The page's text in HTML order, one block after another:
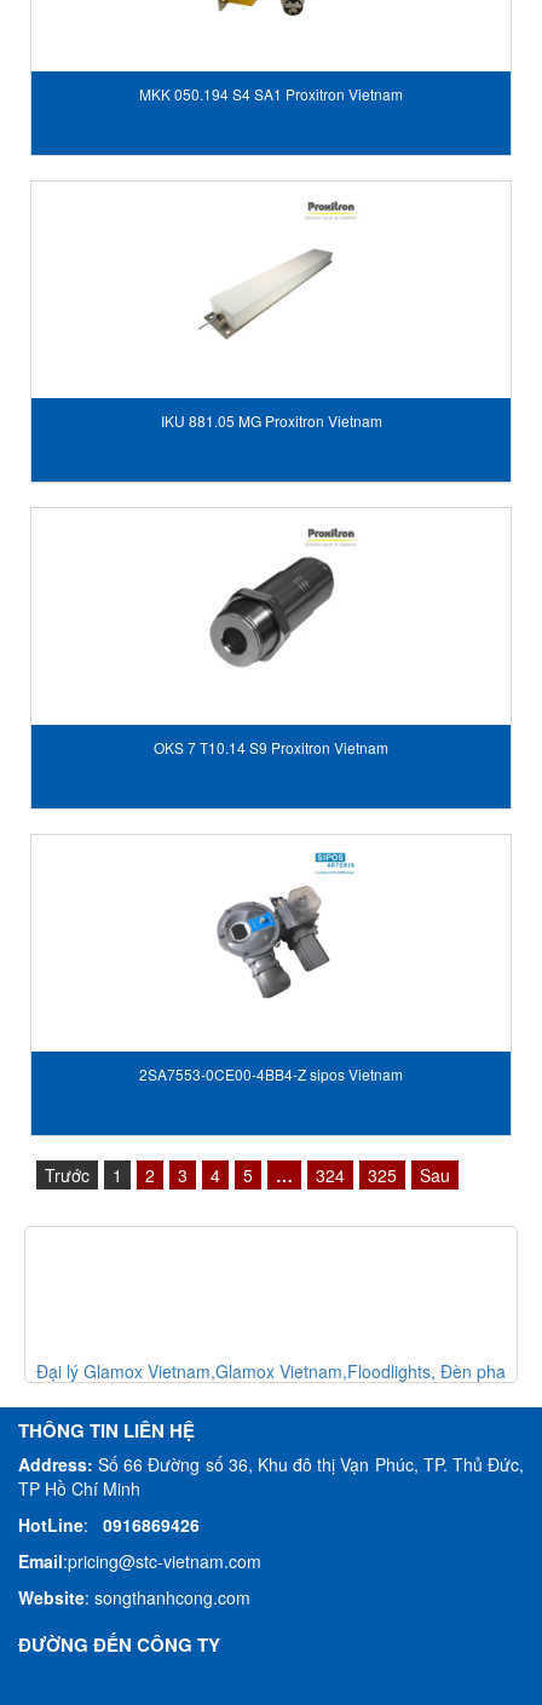
MKK 050.194 S4 SA1 Proxitron Vietnam
IKU 881.05 MG Proxitron Vietnam
OKS 7 T10.14 S9 Proxitron Vietnam
2SA7553-0CE00-4BB4-Z sipos Vietnam
Trước 1 2 3 4 5 … 324 325 Sau
Vietnam,Floodlights, Đèn pha Đại lý Glamox
THÔNG TIN LIÊN HỆ
Address:Số 66 Đường số 36, Khu đô thị Vạn Phúc, TP. Thủ Đức,
TP Hồ Chí Minh
HotLine: 0916869426
Email:pricing@stc-vietnam.com
Website: songthanhcong.com
ĐƯỜNG ĐẾN CÔNG TY